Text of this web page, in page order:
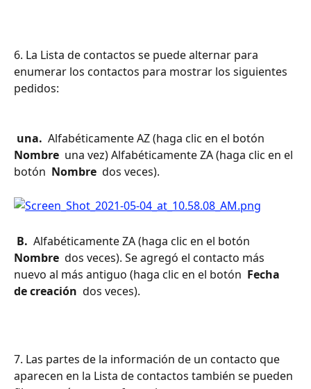
6. La Lista de contactos se puede alternar para
enumerar los contactos para mostrar los siguientes
pedidos:
una. Alfabéticamente AZ (haga clic en el botón
Nombre una vez) Alfabéticamente ZA (haga clic en el
botón Nombre dos veces).
B. Alfabéticamente ZA (haga clic en el botón
Nombre dos veces). Se agregó el contacto más
nuevo al más antiguo (haga clic en el botón Fecha
de creación dos veces).
7. Las partes de la información de un contacto que
aparecen en la Lista de contactos también se pueden